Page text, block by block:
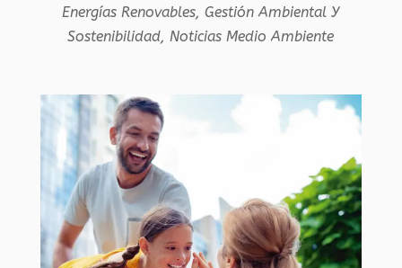
Energías Renovables,Gestión Ambiental Y
Sostenibilidad,Noticias Medio Ambiente